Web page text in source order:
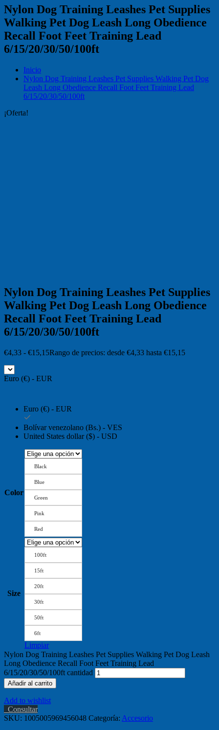
Nylon Dog Training Leashes Pet Supplies
Walking Pet Dog Leash Long Obedience
Recall Foot Feet Training Lead
6/15/20/30/50/100ft
Inicio
Nylon Dog Training Leashes Pet Supplies Walking Pet Dog
Leash Long Obedience Recall Foot Feet Training Lead
6/15/20/30/50/100ft
¡Oferta!
Nylon Dog Training Leashes Pet Supplies
Walking Pet Dog Leash Long Obedience
Recall Foot Feet Training Lead
6/15/20/30/50/100ft
€4,33 - €15,15Rango de precios: desde €4,33 hasta €15,15
Euro (€) - EUR
Euro (€) - EUR
Bolívar venezolano (Bs.) - VES
United States dollar ($) - USD
Color
Black
Blue
Green
Pink
Red
Size
100ft
15ft
20ft
30ft
50ft
6ft
Limpiar
Nylon Dog Training Leashes Pet Supplies Walking Pet Dog Leash
Long Obedience Recall Foot Feet Training Lead
6/15/20/30/50/100ft cantidad
Añadir al carrito
Add to wishlist
Consultar
SKU: 1005005969456048 Categoría: Accesorio